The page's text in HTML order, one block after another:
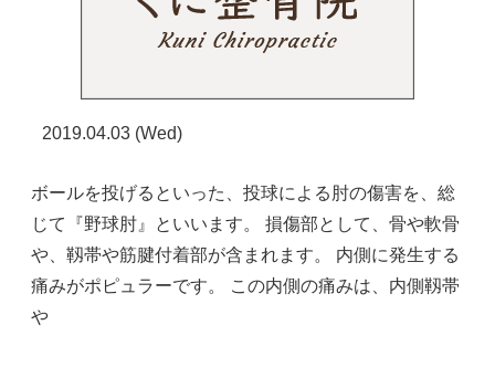
2019.04.03 (Wed)
ボールを投げるといった、投球による肘の傷害を、総
じて『野球肘』といいます。 損傷部として、骨や軟骨
や、靱帯や筋腱付着部が含まれます。 内側に発生する
痛みがポピュラーです。 この内側の痛みは、内側靱帯
や